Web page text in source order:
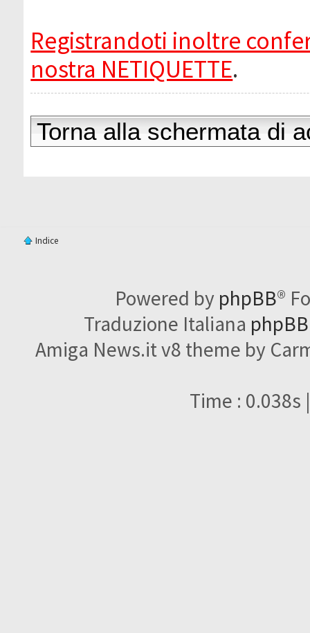
Registrandoti inoltre
nostra NETIQUETTE.
Torna alla schermata di
Indice
Powered by phpBB®
Traduzione Italiana
Amiga News.it v8 theme by
Time : 0.038s